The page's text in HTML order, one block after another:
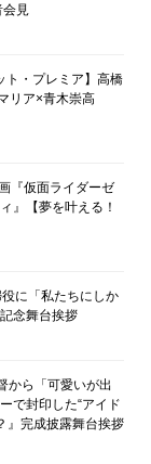
見
ト・プレミア】高橋
リア×青木崇高
『仮面ライダーゼ
』【夢を叶える！
に「私たちにしか
念舞台挨拶
から「可愛いが出
で封印した“アイド
』完成披露舞台挨拶